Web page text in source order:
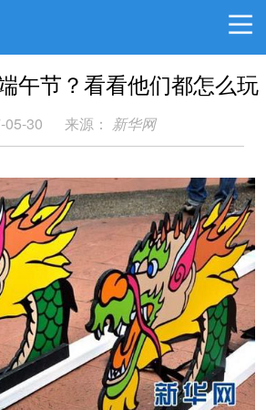
午节？看看他们都怎么玩
05-30 来源： 新华网